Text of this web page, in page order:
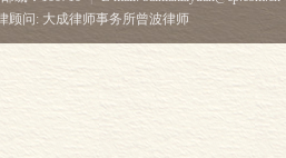
顾问: 大成律师事务所曾波律师